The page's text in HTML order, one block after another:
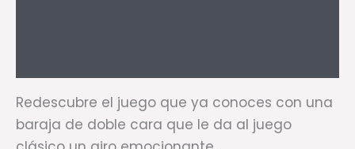
Redescubre el juego que ya conoces con una
baraja de doble cara que le da al juego